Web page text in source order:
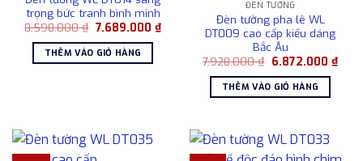
trọng bức tranh bình minh
8.598.000₫ Giá
là:
8.598.000 ₫.
7.689.000 ₫Giá
hiện
7.689.000 ₫.
THÊM VÀO GIỎ HÀNG
ĐÈN TƯỜNG
Đèn tường pha lê WL
DT009 cao cấp kiểu dáng
Bắc Âu
7.928.000₫ Giá
là:
7.928.000 ₫.
6.872.000 ₫Giá
hiện
THÊM VÀO GIỎ HÀNG